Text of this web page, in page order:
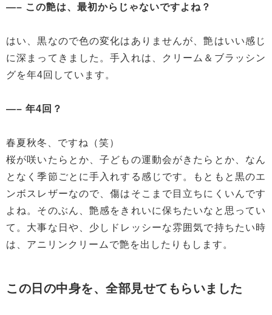
—– この艶は、最初からじゃないですよね？
はい、黒なので色の変化はありませんが、艶はいい感じ
に深まってきました。手入れは、クリーム＆ブラッシン
グを年4回しています。
—– 年4回？
春夏秋冬、ですね（笑）
桜が咲いたらとか、子どもの運動会がきたらとか、なん
となく季節ごとに手入れする感じです。もともと黒のエ
ンボスレザーなので、傷はそこまで目立ちにくいんです
よね。そのぶん、艶感をきれいに保ちたいなと思ってい
て。大事な日や、少しドレッシーな雰囲気で持ちたい時
は、アニリンクリームで艶を出したりもします。
この日の中身を、全部見せてもらいました